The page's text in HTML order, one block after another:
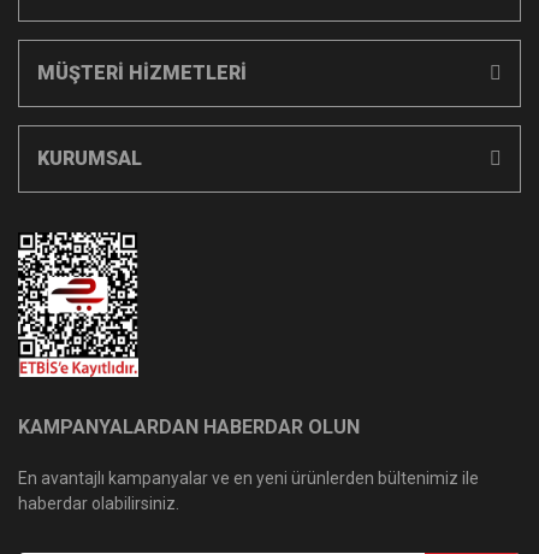
MÜŞTERİ HİZMETLERİ
KURUMSAL
KAMPANYALARDAN HABERDAR OLUN
En avantajlı kampanyalar ve en yeni ürünlerden bültenimiz ile
haberdar olabilirsiniz.